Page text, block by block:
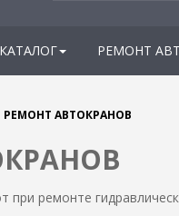
КАТАЛОГ РЕМОНТ
РЕМОНТ АВТОКРАНОВ
ремонте